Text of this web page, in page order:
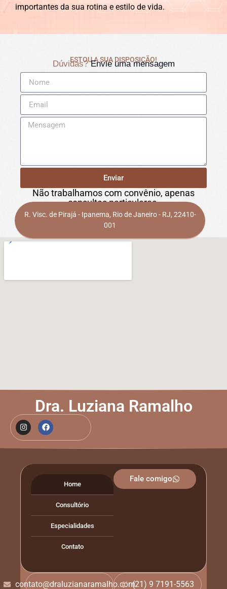
importantes da sua rotina e estilo de vida.
ESTOU A SUA DISPOSIÇÃO!
Dúvidas?Envie uma mensagem
Enviar
Não trabalhamos com convênio, apenas
consultas particulares.
R. Visc. de Pirajá - Ipanema, Rio de Janeiro - RJ, 22410-
001
Dra. Luziana Ramalho
Home
Consultório
Especialidades
Contato
Fale comigo
contato@draluzianaramalho.com(21) 9 7191-5563